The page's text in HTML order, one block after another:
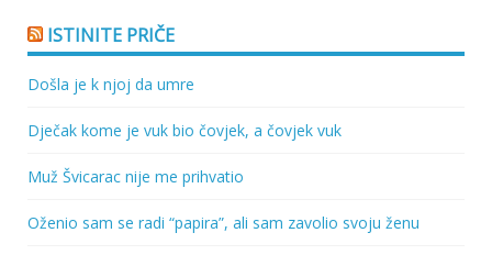
ISTINITE PRIČE
Došla je k njoj da umre
Dječak kome je vuk bio čovjek, a čovjek vuk
Muž Švicarac nije me prihvatio
Oženio sam se radi “papira”, ali sam zavolio svoju ženu